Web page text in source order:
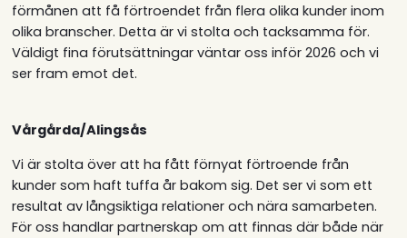
förmånen att få förtroendet från flera olika kunder inom
olika branscher. Detta är vi stolta och tacksamma för.
Väldigt fina förutsättningar väntar oss inför 2026 och vi
ser fram emot det.
Vårgårda/Alingsås
Vi är stolta över att ha fått förnyat förtroende från
kunder som haft tuffa år bakom sig. Det ser vi som ett
resultat av långsiktiga relationer och nära samarbeten.
För oss handlar partnerskap om att finnas där både när